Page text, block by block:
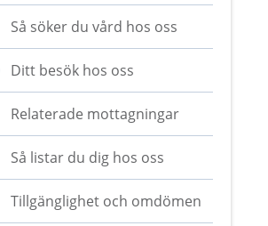
Så söker du vård hos oss
Ditt besök hos oss
Relaterade mottagningar
Så listar du dig hos oss
Tillgänglighet och omdömen